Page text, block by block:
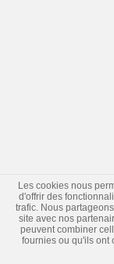
Les cookies nous
d'offrir des
trafic. Nous
site avec nos
peuvent combiner
fournies ou qu'ils ont